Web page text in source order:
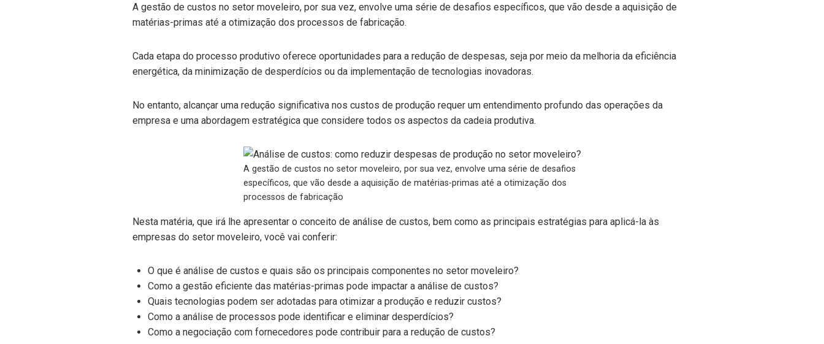
A gestão de custos no setor moveleiro, por sua vez, envolve uma série de desafios específicos, que vão desde a aquisição de
matérias-primas até a otimização dos processos de fabricação.
Cada etapa do processo produtivo oferece oportunidades para a redução de despesas, seja por meio da melhoria da eficiência
energética, da minimização de desperdícios ou da implementação de tecnologias inovadoras.
No entanto, alcançar uma redução significativa nos custos de produção requer um entendimento profundo das operações da
empresa e uma abordagem estratégica que considere todos os aspectos da cadeia produtiva.
A gestão de custos no setor moveleiro, por sua vez, envolve uma série de desafios
específicos, que vão desde a aquisição de matérias-primas até a otimização dos
processos de fabricação
Nesta matéria, que irá lhe apresentar o conceito de análise de custos, bem como as principais estratégias para aplicá-la às
empresas do setor moveleiro, você vai conferir:
O que é análise de custos e quais são os principais componentes no setor moveleiro?
Como a gestão eficiente das matérias-primas pode impactar a análise de custos?
Quais tecnologias podem ser adotadas para otimizar a produção e reduzir custos?
Como a análise de processos pode identificar e eliminar desperdícios?
Como a negociação com fornecedores pode contribuir para a redução de custos?